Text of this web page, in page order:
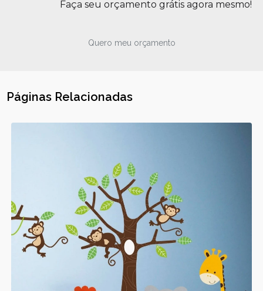
Faça seu orçamento grátis agora mesmo!
Quero meu orçamento
Páginas Relacionadas